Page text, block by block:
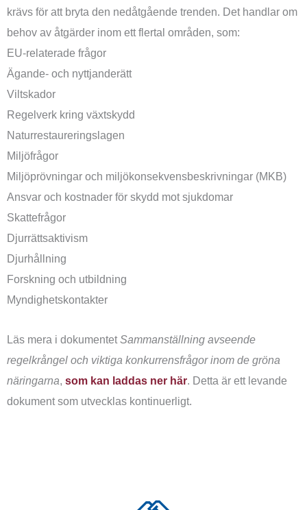
krävs för att bryta den nedåtgående trenden. Det handlar om
behov av åtgärder inom ett flertal områden, som:
EU-relaterade frågor
Ägande- och nyttjanderätt
Viltskador
Regelverk kring växtskydd
Naturrestaureringslagen
Miljöfrågor
Miljöprövningar och miljökonsekvensbeskrivningar (MKB)
Ansvar och kostnader för skydd mot sjukdomar
Skattefrågor
Djurrättsaktivism
Djurhållning
Forskning och utbildning
Myndighetskontakter
Läs mera i dokumentetSammanställning avseende
regelkrångel och viktiga konkurrensfrågor inom de gröna
näringarna, som kan laddas ner här. Detta är ett levande
dokument som utvecklas kontinuerligt.